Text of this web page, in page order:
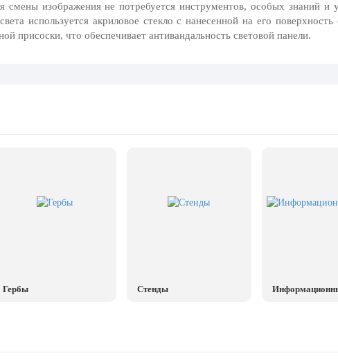
изображения не потребуется инструментов, особых знаний и
используется акриловое стекло с нанесенной на его
присоски, что обеспечивает антивандальность световой панели.
Гербы Стенды